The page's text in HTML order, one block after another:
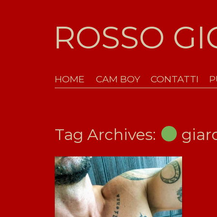
ROSSO
HOME CAM BOY CONTATTI
Tag Archives: